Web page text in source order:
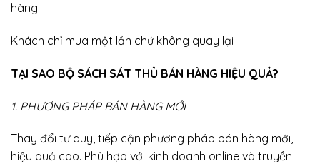
hàng
Khách chỉ mua một lần chứ không quay lại
TẠI SAO BỘ SÁCH SÁT THỦ BÁN HÀNG HIỆU QUẢ?
1. PHƯƠNG PHÁP BÁN HÀNG MỚI
Thay đổi tư duy, tiếp cận phương pháp bán hàng mới,
hiệu quả cao. Phù hợp với kinh doanh online và truyền